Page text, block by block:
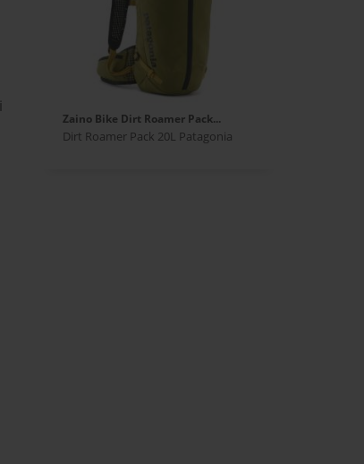
Zaino Bike Dirt Roamer Pack...
Dirt Roamer Pack 20L Patagonia